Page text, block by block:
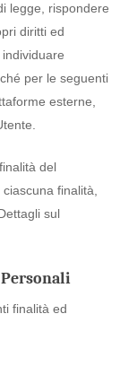
legge, rispondere
diritti ed
per le seguenti
esterne,
del
finalità,
sul
finalità ed